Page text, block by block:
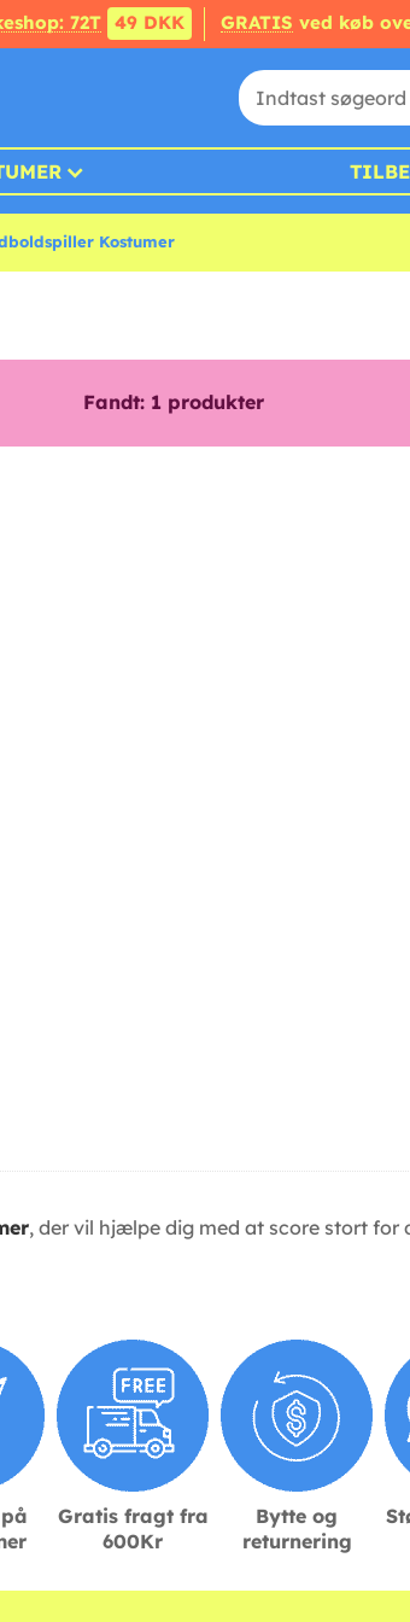
72T 49 DKK GRATIS ved køb
Kostumer
Fandt: 1 produkter
, der vil hjælpe dig med at score stort
Gratis fragt fra
600Kr
Bytte og
returnering